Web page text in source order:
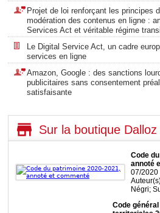
Projet de loi renforçant les principes
modération des contenus en ligne :
Services Act et véritable régime
Le Digital Service Act, un cadre
services en ligne
Amazon, Google : des sanctions
publicitaires sans consentement
satisfaisante
Sur la boutique Dalloz
Code
annoté
07/
Négri;
Code